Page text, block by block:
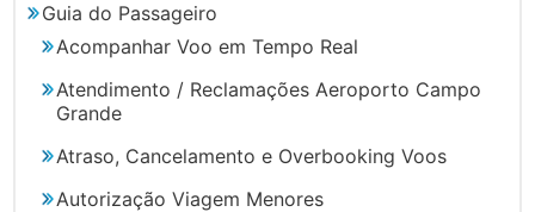
Guia do Passageiro
Acompanhar Voo em Tempo Real
Atendimento / Reclamações Aeroporto Campo
Grande
Atraso, Cancelamento e Overbooking Voos
Autorização Viagem Menores